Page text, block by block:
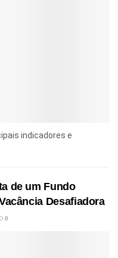
indicadores e
de um Fundo
Desafiadora
0